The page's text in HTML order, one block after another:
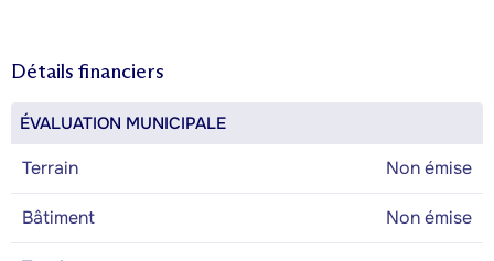
Détails financiers
ÉVALUATION MUNICIPALE
Terrain Non émise
Bâtiment Non émise